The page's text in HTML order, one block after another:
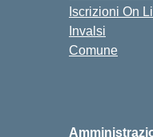
Iscrizioni On
Invalsi
Comune